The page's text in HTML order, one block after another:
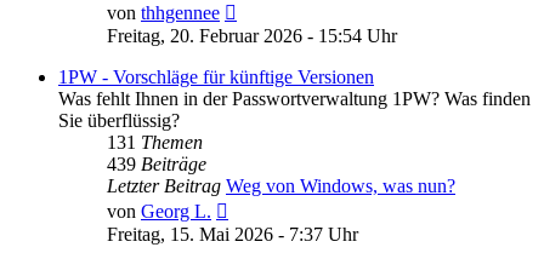
von thhgennee
Beitrag
Freitag, 20. Februar 2026 - 15:54 Uhr
1PW - Vorschläge für künftige Versionen
Was fehlt Ihnen in der Passwortverwaltung 1PW? Was finden
Sie überflüssig?
131 Themen
439 Beiträge
Letzter Beitrag Weg von Windows, was nun?
von Georg L.
Beitrag
Freitag, 15. Mai 2026 - 7:37 Uhr